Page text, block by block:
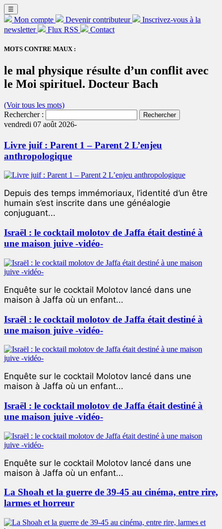
☰
Mon compte Devenir contributeur
Inscrivez-vous à la
newsletter
Flux RSS Contact
MOTS CONTRE MAUX :
le mal physique résulte d’un conflit avec
le Moi spirituel. Docteur Bach
(Voir tous les mots)
Rechercher :
vendredi 07 août 2026-
Livre juif : Parent 1 – Parent 2 L’enjeu
anthropologique
Depuis des temps immémoriaux, l’identité d’un être
humain s’est inscrite dans une généalogie
conjuguant...
Israël : le cocktail molotov de Jaffa était destiné à
une maison juive -vidéo-
Enquête sur le cocktail Molotov lancé dans une
maison à Jaffa où un enfant...
Israël : le cocktail molotov de Jaffa était destiné à
une maison juive -vidéo-
Enquête sur le cocktail Molotov lancé dans une
maison à Jaffa où un enfant...
Israël : le cocktail molotov de Jaffa était destiné à
une maison juive -vidéo-
Enquête sur le cocktail Molotov lancé dans une
maison à Jaffa où un enfant...
La Shoah et la guerre de 39-45 au cinéma, entre rire,
larmes et horreur